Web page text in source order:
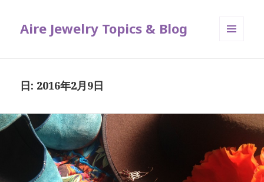
Aire Jewelry Topics & Blog
日: 2016年2月9日